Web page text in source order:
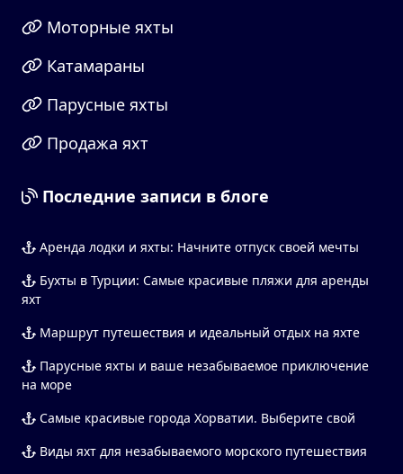
Моторные яхты
Катамараны
Парусные яхты
Продажа яхт
Последние записи в блоге
Аренда лодки и яхты: Начните отпуск своей мечты
Бухты в Турции: Самые красивые пляжи для аренды
яхт
Маршрут путешествия и идеальный отдых на яхте
Парусные яхты и ваше незабываемое приключение
на море
Самые красивые города Хорватии. Выберите свой
Виды яхт для незабываемого морского путешествия